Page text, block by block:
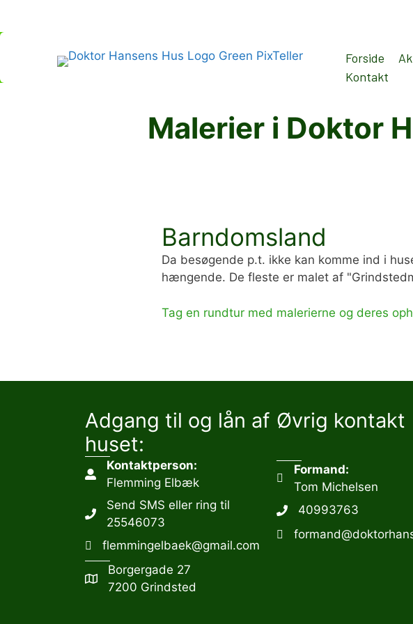
Forside
Kontakt
Malerier i Doktor
Barndomsland
Da besøgende p.t. ikke kan komme ind i
hængende. De fleste er malet af
Tag en rundtur med malerierne og deres
Adgang til og lån af
huset:
Kontaktperson:
Flemming Elbæk
Send SMS eller ring til
25546073
flemmingelbaek@gmail.com
Borgergade 27
7200 Grindsted
Øvrig kontakt
Formand:
Tom Michelsen
40993763